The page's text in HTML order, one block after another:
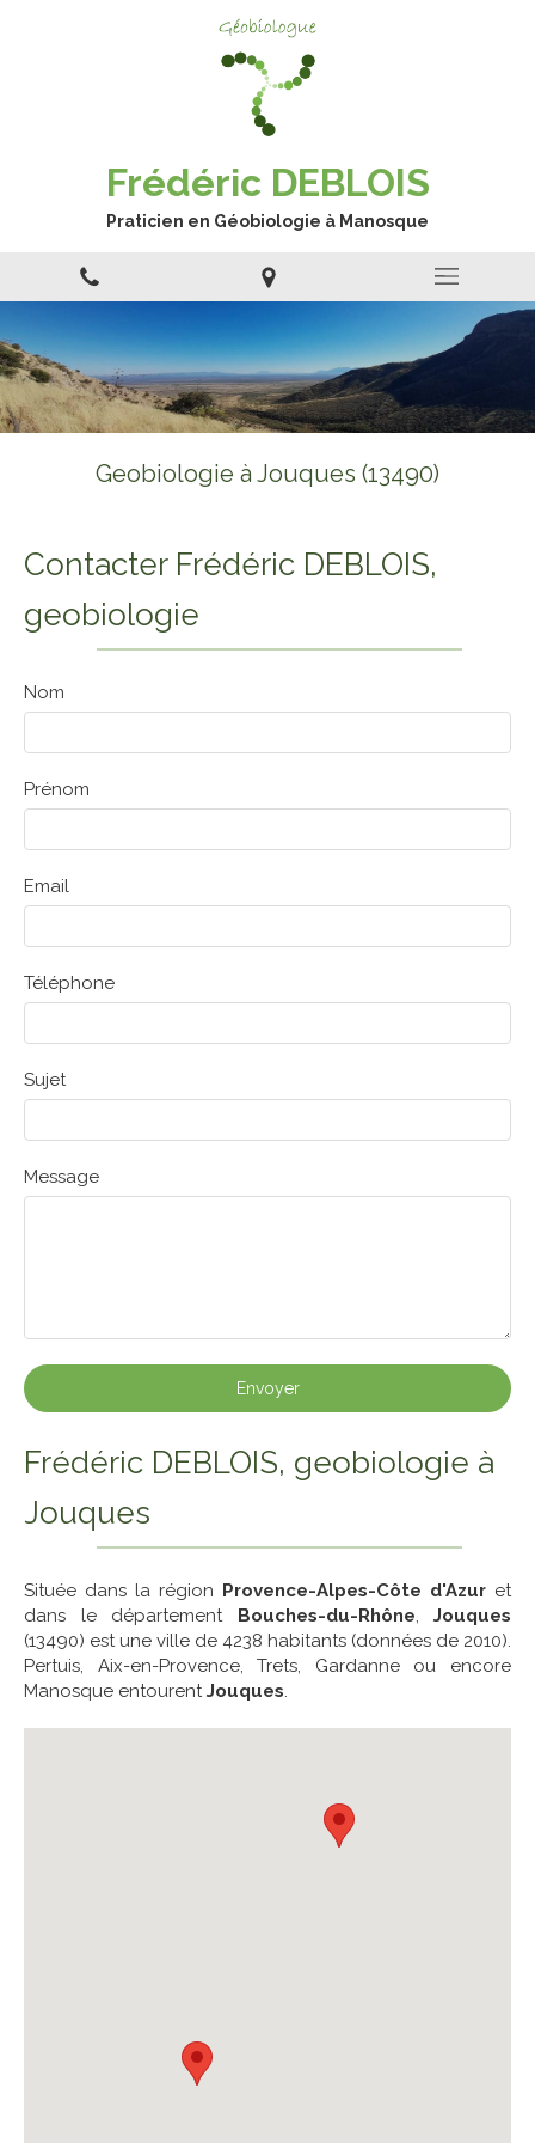
Frédéric DEBLOIS
Praticien en Géobiologie à Manosque
Geobiologie à Jouques (13490)
Contacter Frédéric DEBLOIS,
geobiologie
Nom
Prénom
Email
Téléphone
Sujet
Message
Envoyer
Frédéric DEBLOIS, geobiologie à
Jouques
Située dans la région Provence-Alpes-Côte d'Azur et
dans le département Bouches-du-Rhône, Jouques
(13490) est une ville de 4238 habitants (données de 2010).
Pertuis, Aix-en-Provence, Trets, Gardanne ou encore
Manosque entourentJouques.